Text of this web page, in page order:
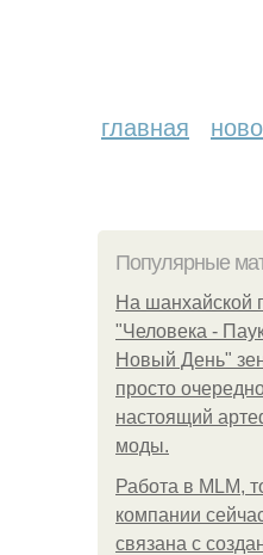
главная
Популярные
На шанхайской
"Человека -
Новый День"
просто
настоящий
моды.
Работа в MLM,
компании
связана с